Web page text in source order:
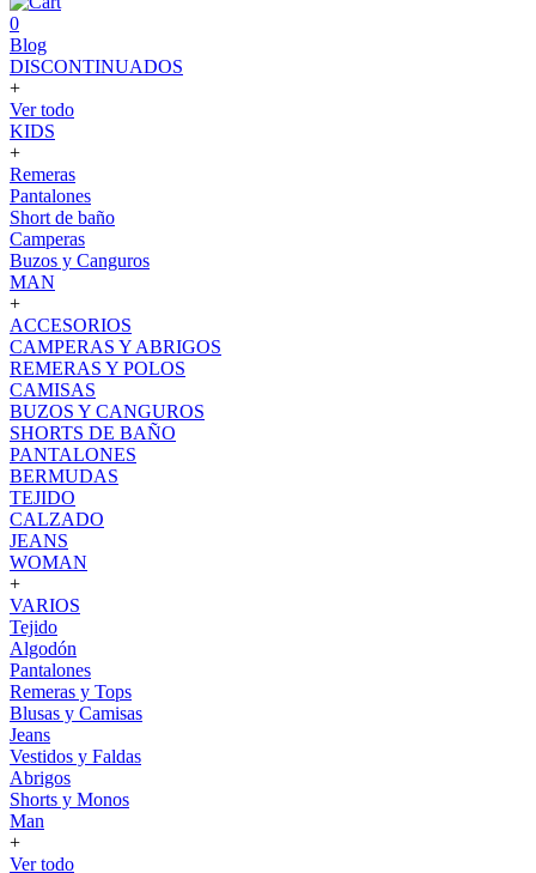
0
Blog
DISCONTINUADOS
+
Ver todo
KIDS
+
Remeras
Pantalones
Short de baño
Camperas
Buzos y Canguros
MAN
+
ACCESORIOS
CAMPERAS Y ABRIGOS
REMERAS Y POLOS
CAMISAS
BUZOS Y CANGUROS
SHORTS DE BAÑO
PANTALONES
BERMUDAS
TEJIDO
CALZADO
JEANS
WOMAN
+
VARIOS
Tejido
Algodón
Pantalones
Remeras y Tops
Blusas y Camisas
Jeans
Vestidos y Faldas
Abrigos
Shorts y Monos
Man
+
Ver todo